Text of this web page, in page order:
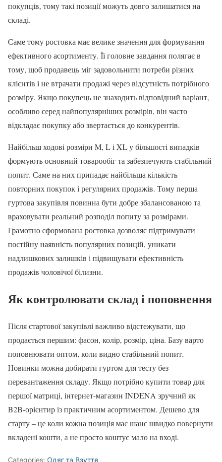
покупців, тому такі позиції можуть довго залишатися на
складі.
Саме тому ростовка має велике значення для формування
ефективного асортименту. Її головне завдання полягає в
тому, щоб продавець міг задовольнити потреби різних
клієнтів і не втрачати продажі через відсутність потрібного
розміру. Якщо покупець не знаходить відповідний варіант,
особливо серед найпопулярніших розмірів, він часто
відкладає покупку або звертається до конкурентів.
Найбільш ходові розміри M, L і XL у більшості випадків
формують основний товарообіг та забезпечують стабільний
попит. Саме на них припадає найбільша кількість
повторних покупок і регулярних продажів. Тому перша
гуртова закупівля повинна бути добре збалансованою та
враховувати реальний розподіл попиту за розмірами.
Грамотно сформована ростовка дозволяє підтримувати
постійну наявність популярних позицій, уникати
надлишкових залишків і підвищувати ефективність
продажів чоловічої білизни.
Як контролювати склад і поповнення
Після стартової закупівлі важливо відстежувати, що
продається першим: фасон, колір, розмір, ціна. Базу варто
поповнювати оптом, коли видно стабільний попит.
Новинки можна добирати гуртом для тесту без
перевантаження складу. Якщо потрібно купити товар для
першої матриці, інтернет-магазин INDENA зручний як
B2B-орієнтир із практичним асортиментом. Дешево для
старту – це коли кожна позиція має шанс швидко повернути
вкладені кошти, а не просто коштує мало на вході.
Categories: Одяг та Взуття